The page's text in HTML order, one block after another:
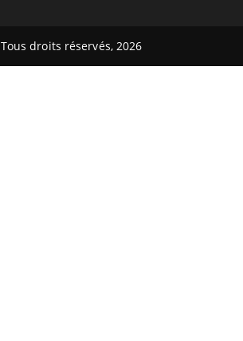
Tous droits réservés, 2026